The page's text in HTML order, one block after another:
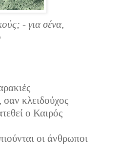
- για σένα,
κλειδούχος
ο Καιρός
οι άνθρωποι